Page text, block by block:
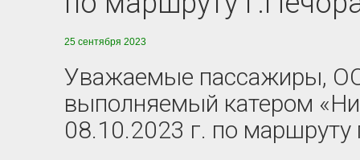
25 сентября 2023
Уважаемые пассажиры,
выполняемый катером
08.10.2023 г. по